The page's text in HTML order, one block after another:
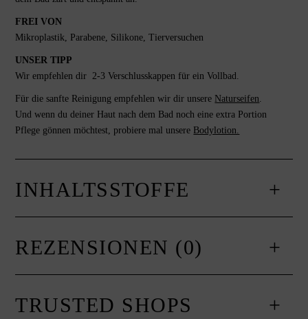
FREI VON
Mikroplastik, Parabene, Silikone, Tierversuchen
UNSER TIPP
Wir empfehlen dir 2-3 Verschlusskappen für ein Vollbad.
Für die sanfte Reinigung empfehlen wir dir unsere Naturseifen.
Und wenn du deiner Haut nach dem Bad noch eine extra Portion
Pflege gönnen möchtest, probiere mal unsere Bodylotion.
INHALTSSTOFFE
REZENSIONEN (0)
TRUSTED SHOPS